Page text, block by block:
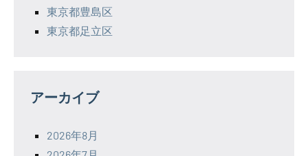
東京都豊島区
東京都足立区
アーカイブ
2026年8月